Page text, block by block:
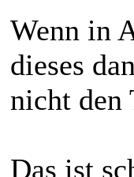
Wenn in
dieses
nicht den
Das ist